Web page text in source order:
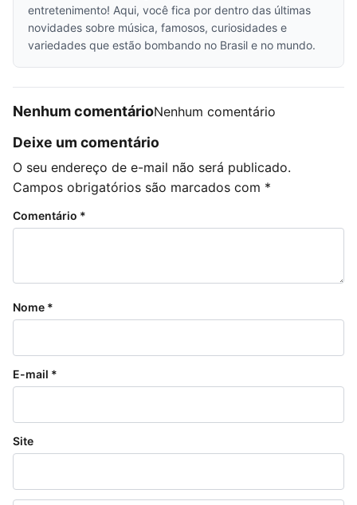
entretenimento! Aqui, você fica por dentro das últimas
novidades sobre música, famosos, curiosidades e
variedades que estão bombando no Brasil e no mundo.
Nenhum comentárioNenhum comentário
Deixe um comentário
O seu endereço de e-mail não será publicado.
Campos obrigatórios são marcados com *
Comentário *
Nome *
E-mail *
Site